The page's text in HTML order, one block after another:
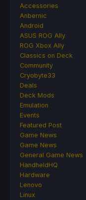
Accessories
Anbernic
Android
ASUS ROG Ally
ROG Xbox Ally
Classics on Deck
Community
Cryobyte33
Deals
Deck Mods
Emulation
Events
Featured Post
Game News
Game News
General Game News
HandheldHQ
Hardware
Lenovo
Linux